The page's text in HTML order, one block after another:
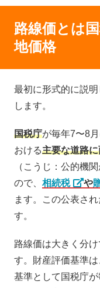
路線価とは
地価格
最初に形式的に説
します。
国税庁が毎年7〜8
おける主要な道路
（こうじ：公的機
ので、 相続税 や
ます。この公表され
す。
路線価は大きく分け
す。財産評価基準
基準として国税庁